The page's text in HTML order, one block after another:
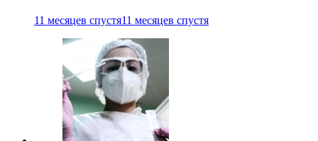
11 месяцев спустя11 месяцев спустя